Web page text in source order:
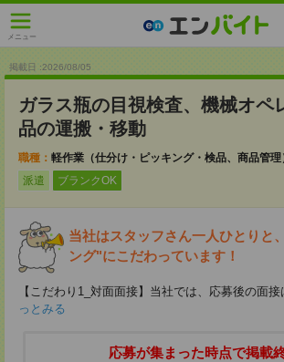
メニュー
掲載日 :2026/08/05
ガラス瓶の目視検査、機械オペ
品の運搬・移動
職種： 軽作業（仕分け・ピッキング・検品、商品管理
派遣
ブランクOK
当社はスタッフさん一人ひとりと
ング"にこだわっています！
【こだわり1_対面面接】当社では、応募後の面
っとみる
応募が集まった時点で掲載